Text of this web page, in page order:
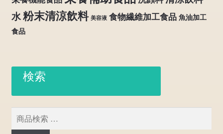
水粉末清涼飲料 美容液 食物繊維加工食品 魚油加工
食品
検索
検
索